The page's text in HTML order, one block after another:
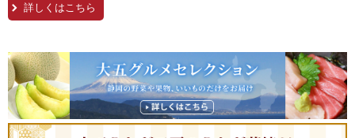
詳しくはこちら